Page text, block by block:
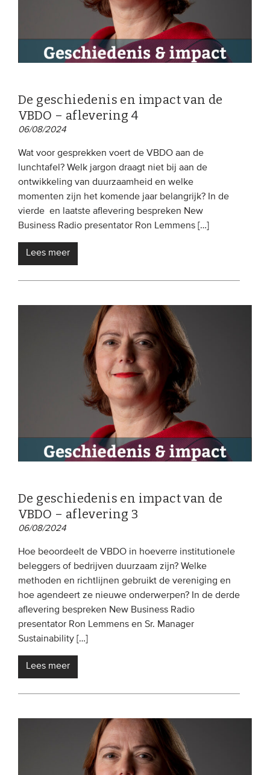
EVENEMENTEN
Van de VBDO
MEDIA
Podcasts
Video’s
Team
Bestuur
Partners & netwerken
WAT WE DOEN
Engagement
Benchmarking
Kennisdeling
UITGEBREID ZOEKEN
De geschiedenis en impact van de
VBDO – aflevering 4
06/08/2024
Wat voor gesprekken voert de VBDO aan de
lunchtafel? Welk jargon draagt niet bij aan de
ontwikkeling van duurzaamheid en welke
momenten zijn het komende jaar belangrijk? In de
vierde en laatste aflevering bespreken New
Business Radio presentator Ron Lemmens […]
Lees meer
De geschiedenis en impact van de
VBDO – aflevering 3
06/08/2024
Hoe beoordeelt de VBDO in hoeverre institutionele
beleggers of bedrijven duurzaam zijn? Welke
methoden en richtlijnen gebruikt de vereniging en
hoe agendeert ze nieuwe onderwerpen? In de derde
aflevering bespreken New Business Radio
presentator Ron Lemmens en Sr. Manager
Sustainability […]
Lees meer